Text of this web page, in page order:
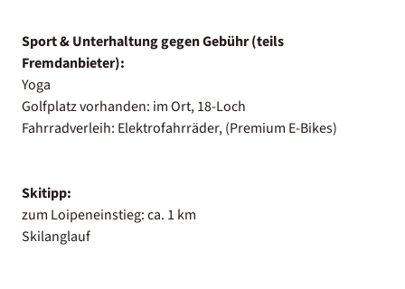
Sport & Unterhaltung gegen Gebühr (teils
Fremdanbieter):
Yoga
Golfplatz vorhanden: im Ort, 18-Loch
Fahrradverleih: Elektrofahrräder, (Premium E-Bikes)
Skitipp:
zum Loipeneinstieg: ca. 1 km
Skilanglauf